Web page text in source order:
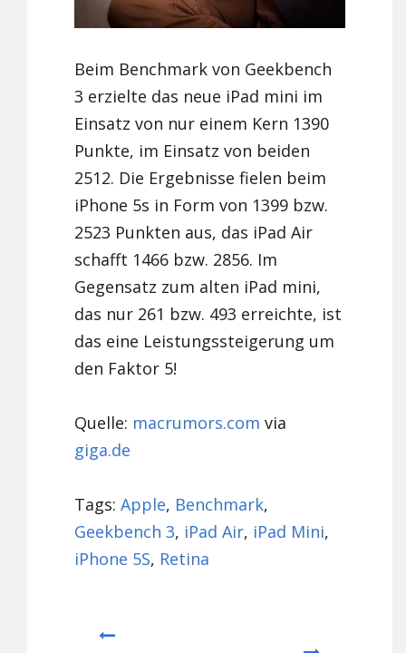
Beim Benchmark von Geekbench
3 erzielte das neue iPad mini im
Einsatz von nur einem Kern 1390
Punkte, im Einsatz von beiden
2512. Die Ergebnisse fielen beim
iPhone 5s in Form von 1399 bzw.
2523 Punkten aus, das iPad Air
schafft 1466 bzw. 2856. Im
Gegensatz zum alten iPad mini,
das nur 261 bzw. 493 erreichte, ist
das eine Leistungssteigerung um
den Faktor 5!
Quelle: macrumors.com via
giga.de
Tags:Apple, Benchmark,
Geekbench 3, iPad Air, iPad Mini,
iPhone 5S, Retina